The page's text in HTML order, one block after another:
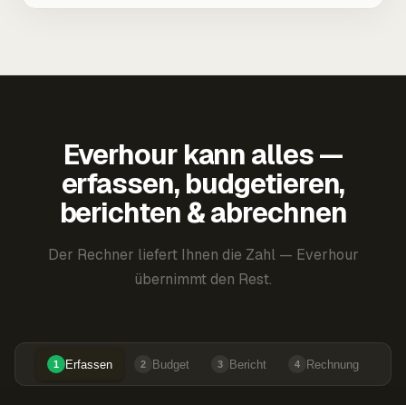
Everhour kann alles —
erfassen, budgetieren,
berichten & abrechnen
Der Rechner liefert Ihnen die Zahl — Everhour
übernimmt den Rest.
1 Erfassen 2 Budget 3 Bericht 4 Rechnung